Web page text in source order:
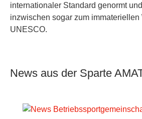
internationaler Standard genormt
inzwischen sogar zum immateriellen
UNESCO.
News aus der Sparte